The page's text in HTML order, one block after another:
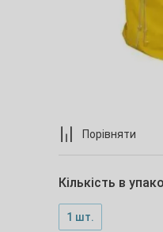
Порівняти
Кількість в
1 шт.